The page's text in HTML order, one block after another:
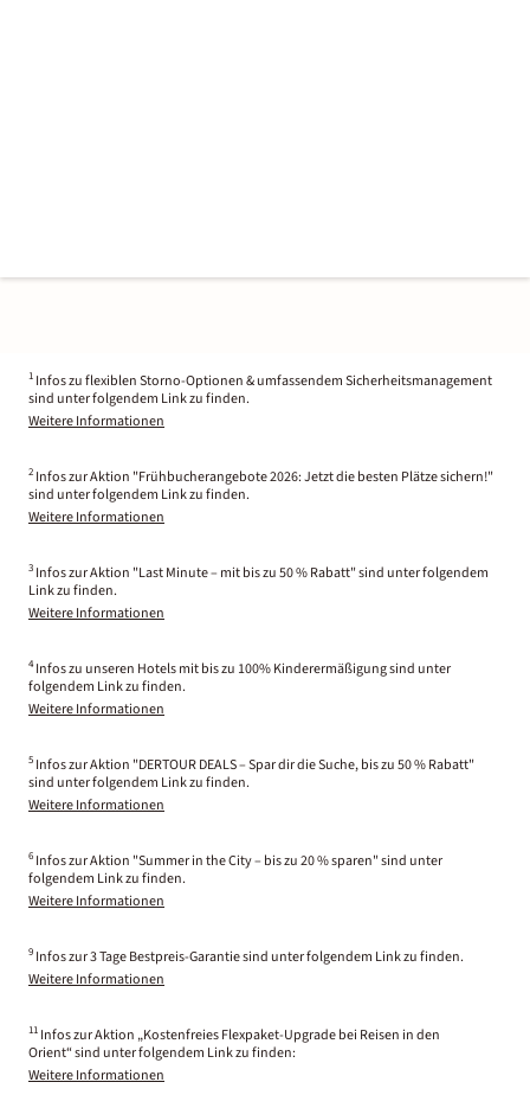
1 Infos zu flexiblen Storno-Optionen & umfassendem Sicherheitsmanagement
sind unter folgendem Link zu finden.
Weitere Informationen
2 Infos zur Aktion "Frühbucherangebote 2026: Jetzt die besten Plätze sichern!"
sind unter folgendem Link zu finden.
Weitere Informationen
3 Infos zur Aktion "Last Minute – mit bis zu 50 % Rabatt" sind unter folgendem
Link zu finden.
Weitere Informationen
4 Infos zu unseren Hotels mit bis zu 100% Kinderermäßigung sind unter
folgendem Link zu finden.
Weitere Informationen
5 Infos zur Aktion "DERTOUR DEALS – Spar dir die Suche, bis zu 50 % Rabatt"
sind unter folgendem Link zu finden.
Weitere Informationen
6 Infos zur Aktion "Summer in the City – bis zu 20 % sparen" sind unter
folgendem Link zu finden.
Weitere Informationen
9 Infos zur 3 Tage Bestpreis-Garantie sind unter folgendem Link zu finden.
Weitere Informationen
11 Infos zur Aktion „Kostenfreies Flexpaket-Upgrade bei Reisen in den
Orient“ sind unter folgendem Link zu finden:
Weitere Informationen